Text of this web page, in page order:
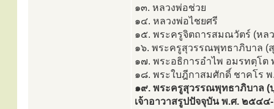
๑๓. หลวงพ่อช่วย
๑๔. หลวงพ่อไชยศรี
๑๕. พระครูจิตถารสมณวัตร์ (หล
๑๖. พระครูสุวรรณพุทธาภิบาล
๑๗. พระอธิการอำไพ อมรทตฺโ
๑๘. พระใบฎีกาสมศักดิ์ ชาคโร
๑๙. พระครูสุวรรณพุทธาภิบาล
เจ้าอาวาสรูปปัจจุบัน พ.ศ. ๒๕๔๔